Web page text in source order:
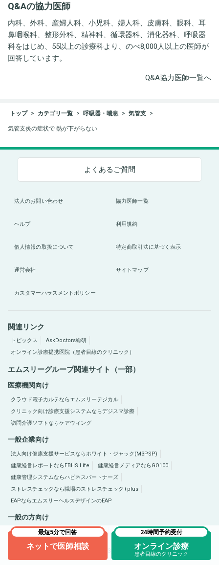
Q&Aの協力医師
内科、外科、産婦人科、小児科、婦人科、皮膚科、眼科、耳
鼻咽喉科、整形外科、精神科、循環器科、消化器科、呼吸器
科をはじめ、55以上の診療科より、のべ8,000人以上の医師が
回答しています。
Q&A協力医師一覧へ
トップ カテゴリ一覧 呼吸器・喘息 気管支
気管支炎の症状で 熱が下がらない
最短5分で回答
ネットで医師相談
24時間予約受付
オンライン診療
患者目線のクリニック
よくあるご質問
法人のお問い合わせ 協力医師一覧
ヘルプ 利用規約
個人情報の取扱について 特定商取引法に基づく表示
運営会社 サイトマップ
カスタマーハラスメントポリシー
関連リンク
トピックス
AskDoctors総研
オンライン診療提携医院（患者目線のクリニック）
エムスリーグループ関連サイト（一部）
医療機関向け
クラウド電子カルテならエムスリーデジカル
クリニック向け診療支援システムならデジスマ診療
訪問介護ソフトならケアウィング
一般企業向け
法人向け健康支援サービスならホワイト・ジャック(M3PSP)
健康経営レポートならEBHS Life
健康経営メディアならGO100
健康管理システムならハピネスパートナーズ
ストレスチェックなら職場のストレスチェック+plus
EAPならエムスリーヘルスデザインのEAP
一般の方向け
医療総合サイトQLife（キューライフ） 肥満症総合サイトならひまんラボ
Copyright © 2005-2026 M3, Inc. All Rights Reserved.